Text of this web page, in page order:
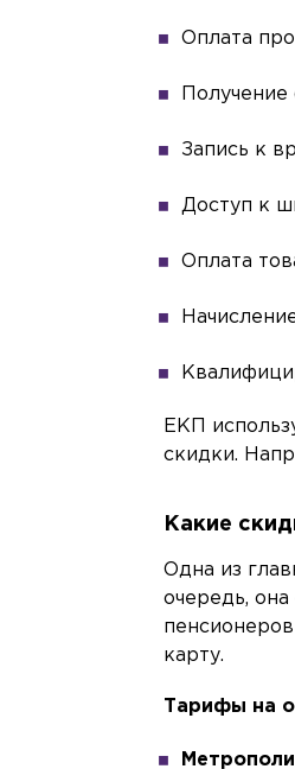
Оплата
Запись к
Доступ к
Оплата
ЕКП
скидки.
Какие
Одна из
очередь,
карту.
Тарифы на